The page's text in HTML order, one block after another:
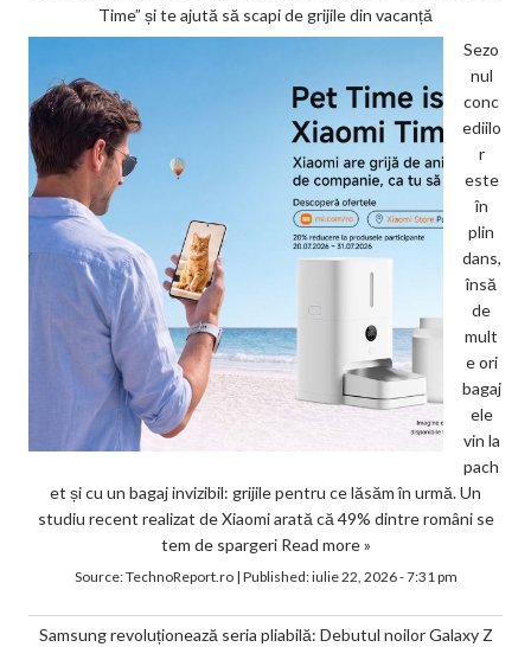
Time” și te ajută să scapi de grijile din vacanță
Sezo
nul
conc
ediilo
r
este
în
plin
dans,
însă
de
mult
e ori
bagaj
ele
vin la
pach
et și cu un bagaj invizibil: grijile pentru ce lăsăm în urmă. Un
studiu recent realizat de Xiaomi arată că 49% dintre români se
tem de spargeri Read more »
Source:TechnoReport.ro| Published:iulie 22, 2026 - 7:31 pm
Samsung revoluționează seria pliabilă: Debutul noilor Galaxy Z